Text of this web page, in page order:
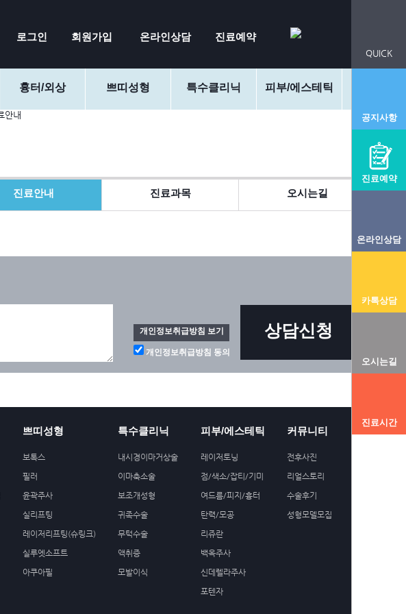
로그인 회원가입 온라인상담 진료예약
흉터/외상 쁘띠성형 특수클리닉 피부/에스테틱
진료안내 진료과목 오시는길
개인정보취급방침 보기
개인정보취급방침 동의
상담신청
쁘띠성형
보톡스
필러
윤곽주사
실리프팅
레이저리프팅(슈링크)
실루엣소프트
아쿠아필
특수클리닉
내시경이마거상술
이마축소술
보조개성형
귀족수술
무턱수술
액취증
모발이식
피부/에스테틱
레이저토닝
점/색소/잡티/기미
여드름/피지/흉터
탄력/모공
리쥬란
백옥주사
신데렐라주사
포텐자
커뮤니티
전후사진
리얼스토리
수술후기
성형모델모집
상담/예약
QUICK
공지사항
진료예약
온라인상담
카톡상담
오시는길
진료시간